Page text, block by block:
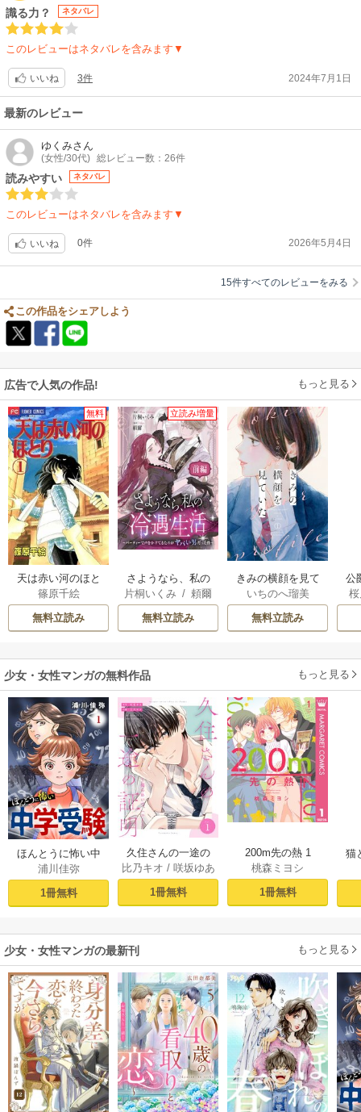
識る力？ ネタバレ
このレビューはネタバレを含みます▼
いいね 3件 2024年7月1日
最新のレビュー
ゆくみさん
(女性/30代) 総レビュー数：26件
読みやすい ネタバレ
このレビューはネタバレを含みます▼
いいね 0件 2026年5月4日
15件すべてのレビューをみる
この作品をシェアしよう
広告で人気の作品! もっと見る
無料
天は赤い河のほと
り
篠原千絵
無料立読み
立読み増量
さようなら、私の
冷遇生活 ～パーテ
ィーで声をかけて
きたのがヤバい男
片桐いくみ / 頼爾
無料立読み
きみの横顔を見て
いた
いちのへ瑠美
無料立読み
公
は
少女・女性マンガの無料作品 もっと見る
ほんとうに怖い中
学受験【分冊版】
1
浦川佳弥
1冊無料
久住さんの一途の
証明～揺らめい
て、ハニー～ 1巻
比乃キオ / 咲坂ゆあ
1冊無料
200m先の熱 1
桃森ミヨシ
1冊無料
猫
少女・女性マンガの最新刊 もっと見る